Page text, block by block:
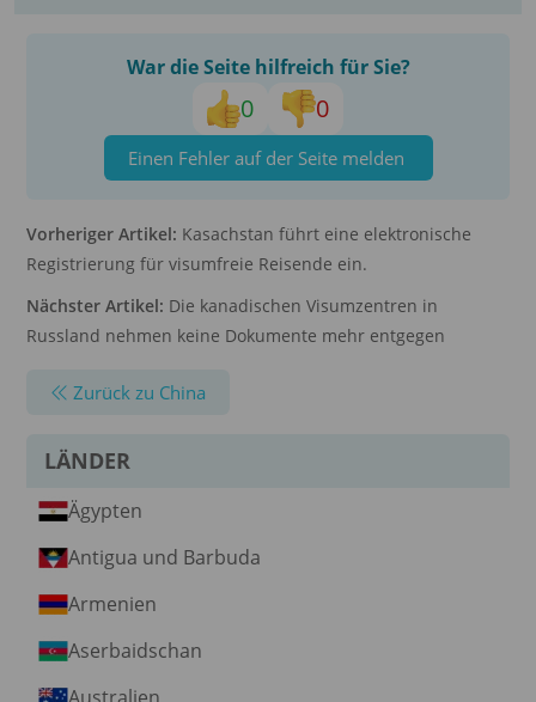
War die Seite hilfreich für Sie?
0 0
Einen Fehler auf der Seite melden
Vorheriger Artikel: Kasachstan führt eine elektronische
Registrierung für visumfreie Reisende ein.
Nächster Artikel: Die kanadischen Visumzentren in
Russland nehmen keine Dokumente mehr entgegen
Zurück zu China
LÄNDER
Ägypten
Antigua und Barbuda
Armenien
Aserbaidschan